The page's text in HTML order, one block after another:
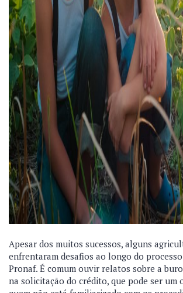
Apesar dos muitos sucessos, alguns
enfrentaram desafios ao longo do
Pronaf. É comum ouvir relatos sobre a
na solicitação do crédito, que pode ser um